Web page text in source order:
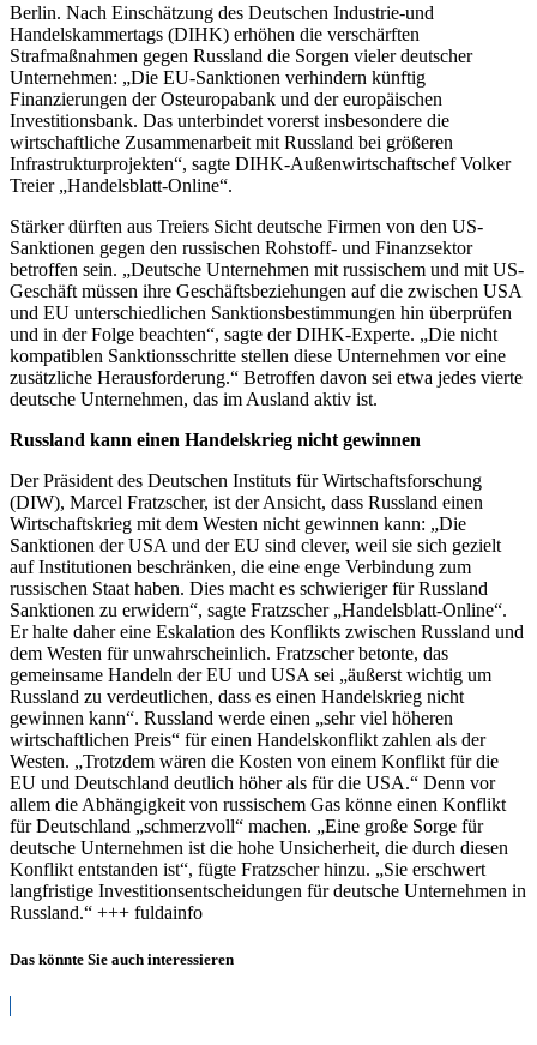
Berlin. Nach Einschätzung des Deutschen Industrie-und
Handelskammertags (DIHK) erhöhen die verschärften
Strafmaßnahmen gegen Russland die Sorgen vieler deutscher
Unternehmen: „Die EU-Sanktionen verhindern künftig
Finanzierungen der Osteuropabank und der europäischen
Investitionsbank. Das unterbindet vorerst insbesondere die
wirtschaftliche Zusammenarbeit mit Russland bei größeren
Infrastrukturprojekten“, sagte DIHK-Außenwirtschaftschef Volker
Treier „Handelsblatt-Online“.
Stärker dürften aus Treiers Sicht deutsche Firmen von den US-
Sanktionen gegen den russischen Rohstoff- und Finanzsektor
betroffen sein. „Deutsche Unternehmen mit russischem und mit US-
Geschäft müssen ihre Geschäftsbeziehungen auf die zwischen USA
und EU unterschiedlichen Sanktionsbestimmungen hin überprüfen
und in der Folge beachten“, sagte der DIHK-Experte. „Die nicht
kompatiblen Sanktionsschritte stellen diese Unternehmen vor eine
zusätzliche Herausforderung.“ Betroffen davon sei etwa jedes vierte
deutsche Unternehmen, das im Ausland aktiv ist.
Russland kann einen Handelskrieg nicht gewinnen
Der Präsident des Deutschen Instituts für Wirtschaftsforschung
(DIW), Marcel Fratzscher, ist der Ansicht, dass Russland einen
Wirtschaftskrieg mit dem Westen nicht gewinnen kann: „Die
Sanktionen der USA und der EU sind clever, weil sie sich gezielt
auf Institutionen beschränken, die eine enge Verbindung zum
russischen Staat haben. Dies macht es schwieriger für Russland
Sanktionen zu erwidern“, sagte Fratzscher „Handelsblatt-Online“.
Er halte daher eine Eskalation des Konflikts zwischen Russland und
dem Westen für unwahrscheinlich. Fratzscher betonte, das
gemeinsame Handeln der EU und USA sei „äußerst wichtig um
Russland zu verdeutlichen, dass es einen Handelskrieg nicht
gewinnen kann“. Russland werde einen „sehr viel höheren
wirtschaftlichen Preis“ für einen Handelskonflikt zahlen als der
Westen. „Trotzdem wären die Kosten von einem Konflikt für die
EU und Deutschland deutlich höher als für die USA.“ Denn vor
allem die Abhängigkeit von russischem Gas könne einen Konflikt
für Deutschland „schmerzvoll“ machen. „Eine große Sorge für
deutsche Unternehmen ist die hohe Unsicherheit, die durch diesen
Konflikt entstanden ist“, fügte Fratzscher hinzu. „Sie erschwert
langfristige Investitionsentscheidungen für deutsche Unternehmen in
Russland.“ +++ fuldainfo
Das könnte Sie auch interessieren